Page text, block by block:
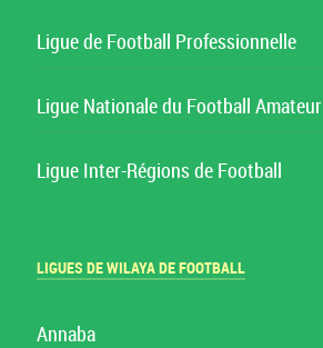
Ligue de Football Professionnelle
Ligue Nationale du Football Amateur
Ligue Inter-Régions de Football
LIGUES DE WILAYA DE FOOTBALL
Annaba